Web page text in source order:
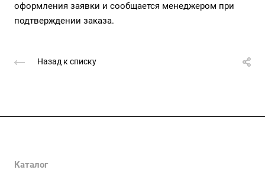
оформления заявки и сообщается менеджером при
подтверждении заказа.
Назад к списку
О компании
Каталог